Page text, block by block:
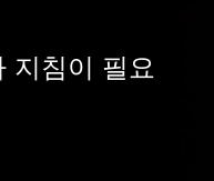
지침이 필요